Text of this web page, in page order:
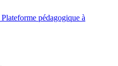
Plateforme pédagogique à